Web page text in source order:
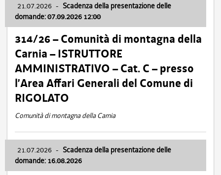
21.07.2026 - Scadenza della presentazione delle
domande: 07.09.2026 12:00
314/26 – Comunità di montagna della
Carnia – ISTRUTTORE
AMMINISTRATIVO – Cat. C – presso
l’Area Affari Generali del Comune di
RIGOLATO
Comunità di montagna della Carnia
21.07.2026 - Scadenza della presentazione delle
domande: 16.08.2026